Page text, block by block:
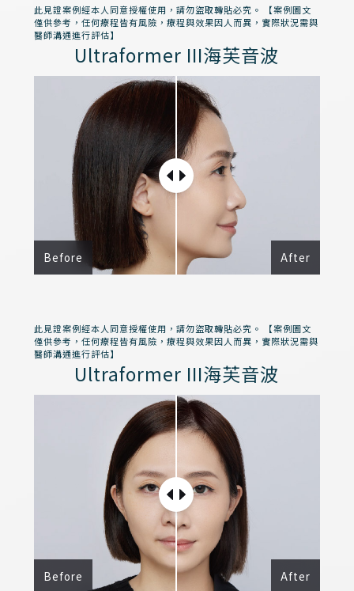
此見證案例經本人同意授權使用，請勿盜取轉貼必究。 【案例圖文
僅供參考，任何療程皆有風險，療程與效果因人而異，實際狀況需與
醫師溝通進行評估】
Ultraformer III海芙音波
After
Before
此見證案例經本人同意授權使用，請勿盜取轉貼必究。 【案例圖文
僅供參考，任何療程皆有風險，療程與效果因人而異，實際狀況需與
醫師溝通進行評估】
Ultraformer III海芙音波
After
Before